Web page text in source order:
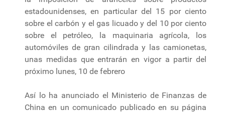
estadounidenses, en particular del 15 por ciento
sobre el carbón y el gas licuado y del 10 por ciento
sobre el petróleo, la maquinaria agrícola, los
automóviles de gran cilindrada y las camionetas,
unas medidas que entrarán en vigor a partir del
próximo lunes, 10 de febrero
Así lo ha anunciado el Ministerio de Finanzas de
China en un comunicado publicado en su página